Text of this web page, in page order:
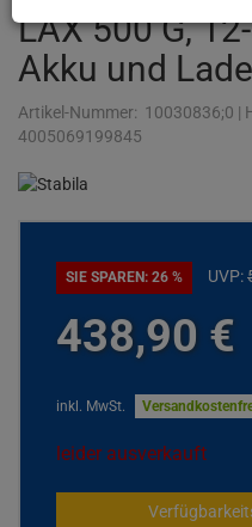
LAX 500 G,
Akku und
Artikel-Nummer: 10030836;0 |
4005069199845
SIE SPAREN: 26 % UVP:
438,90 €
inkl. MwSt.
leider ausverkauft